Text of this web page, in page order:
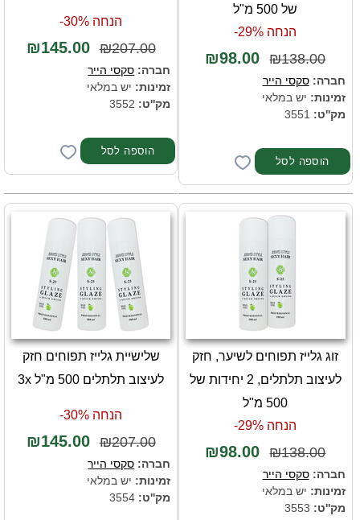
של 500 מ"ל
הנחה 29%-
₪138.00
₪98.00
חברה:סקסי הייר
זמינות: יש במלאי
מק''ט:
הנחה 30%-
₪207.00
₪145.00
חברה: סקסי הייר
זמינות: יש במלאי
מק''ט:
זוג גלייז תפוחים לשיער, חזק
לעיצוב תלתלים, 2 יחידות של
500 מ"ל
הנחה 29%-
₪138.00
₪98.00
חברה:סקסי הייר
זמינות: יש במלאי
מק''ט:
שלישיית גלייז תפוחים חזק
לעיצוב תלתלים 500 מ"ל 3x
הנחה 30%-
₪207.00
₪145.00
חברה: סקסי הייר
זמינות: יש במלאי
מק''ט: